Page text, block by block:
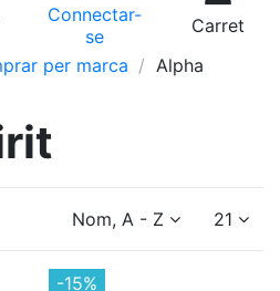
Connectar-
se
Carret
per marca
Alpha
Nom, A - Z 21
-15%